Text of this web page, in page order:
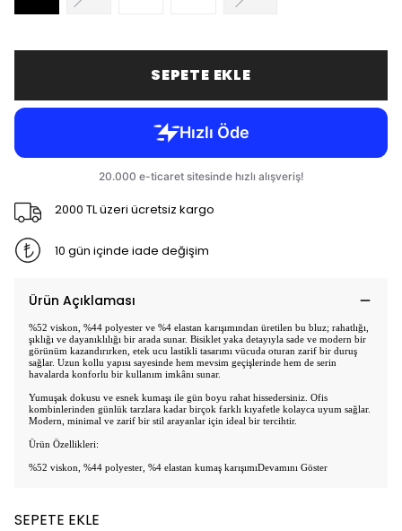
SEPETE EKLE
2000 TL üzeri ücretsiz kargo
10 gün içinde iade değişim
Ürün Açıklaması
%52 viskon, %44 polyester ve %4 elastan karışımından üretilen bu bluz; rahatlığı,
şıklığı ve dayanıklılığı bir arada sunar. Bisiklet yaka detayıyla sade ve modern bir
görünüm kazandırırken, etek ucu lastikli tasarımı vücuda oturan zarif bir duruş
sağlar. Uzun kollu yapısı sayesinde hem mevsim geçişlerinde hem de serin
havalarda konforlu bir kullanım imkânı sunar.
Yumuşak dokusu ve esnek kumaşı ile gün boyu rahat hissedersiniz. Ofis
kombinlerinden günlük tarzlara kadar birçok farklı kıyafetle kolayca uyum sağlar.
Modern, minimal ve zarif bir stil arayanlar için ideal bir tercihtir.
Ürün Özellikleri:
%52 viskon, %44 polyester, %4 elastan kumaş karışımıDevamını Göster
SEPETE EKLE